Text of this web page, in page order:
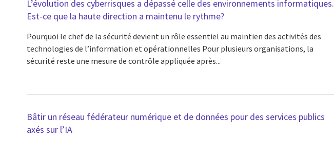
L’évolution des cyberrisques a dépassé celle des environnements informatiques.
Est-ce que la haute direction a maintenu le rythme?
Pourquoi le chef de la sécurité devient un rôle essentiel au maintien des activités des
technologies de l’information et opérationnelles Pour plusieurs organisations, la
sécurité reste une mesure de contrôle appliquée après...
Bâtir un réseau fédérateur numérique et de données pour des services publics
axés sur l’IA